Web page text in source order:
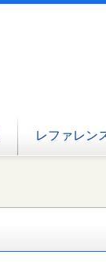
レファレン